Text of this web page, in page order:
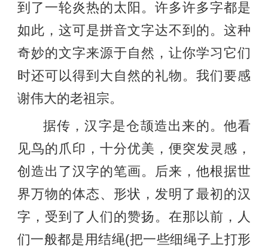
到了一轮炎热的太阳。许多许多字都是
如此，这可是拼音文字达不到的。这种
奇妙的文字来源于自然，让你学习它们
时还可以得到大自然的礼物。我们要感
谢伟大的老祖宗。
据传，汉字是仓颉造出来的。他看
见鸟的爪印，十分优美，便突发灵感，
创造出了汉字的笔画。后来，他根据世
界万物的体态、形状，发明了最初的汉
字，受到了人们的赞扬。在那以前，人
们一般都是用结绳(把一些细绳子上打形